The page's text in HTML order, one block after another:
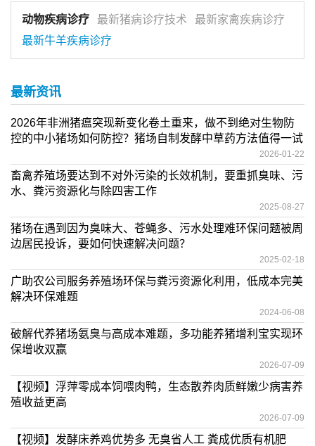
动物疾病诊疗 最新猪病诊疗技术
最新家禽疾病诊疗
最新牛羊疾病诊疗
最新资讯
2026年非洲猪瘟突现新变化卷土重来，做不到绝对生物防
控的中小猪场如何防控？猪场自制发酵中草药方法值得一试
2026-01-22
畜禽养殖场要达到不对外污染的长效机制，要重抓臭味、污
水、粪污资源化与除四害工作
2025-08-27
猪场在遇到因为臭味大、苍蝇多、污水处理难环保问题被周
边居民投诉，要如何快速解决问题？
2025-02-18
广助农公司服务养殖场环保与粪污资源化利用，低成本完美
解决环保难题
2024-06-08
破解代养猪场氨臭与高成本难题，多功能养猪增利宝实现环
保增收双赢
2026-07-09
【视频】浮萍零成本饲喂肉鸭，生态散养肉质鲜嫩少病害养
殖收益更高
2026-07-09
【视频】发酵床养鸡优势多 无臭省人工 粪成优质有机肥